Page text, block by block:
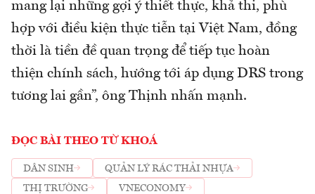
mang lại những gợi ý thiết thực, khả thi, phù
hợp với điều kiện thực tiễn tại Việt Nam, đồng
thời là tiền đề quan trọng để tiếp tục hoàn
thiện chính sách, hướng tới áp dụng DRS trong
tương lai gần”, ông Thịnh nhấn mạnh.
ĐỌC BÀI THEO TỪ KHOÁ
DÂN SINH
QUẢN LÝ RÁC THẢI NHỰA
THỊ TRƯỜNG
VNECONOMY